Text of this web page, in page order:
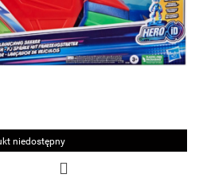
niedostępny